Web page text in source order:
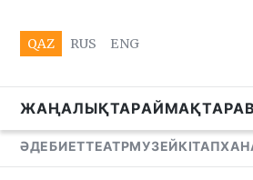
QAZ RUS ENG
ЖАҢАЛЫҚТАРАЙМАҚТАР
ӘДЕБИЕТТЕАТРМУЗЕЙ